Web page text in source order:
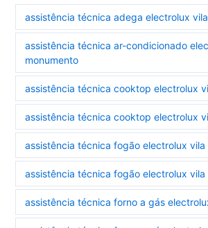
assistência técnica adega electrolux
assistência técnica ar-condicionado
monumento
assistência técnica cooktop electrolux
assistência técnica cooktop electrolux
assistência técnica fogão electrolux vila
assistência técnica fogão electrolux vila
assistência técnica forno a gás